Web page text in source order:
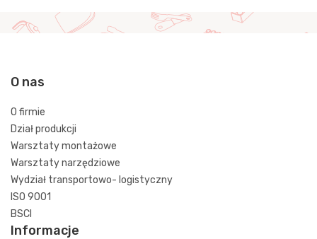
O nas
O firmie
Dział produkcji
Warsztaty montażowe
Warsztaty narzędziowe
Wydział transportowo- logistyczny
ISO 9001
BSCI
Informacje